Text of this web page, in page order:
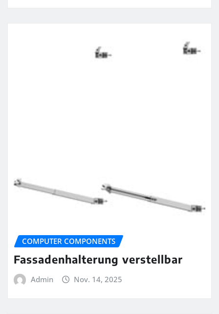
COMPUTER COMPONENTS
Fassadenhalterung verstellbar
Admin Nov. 14, 2025